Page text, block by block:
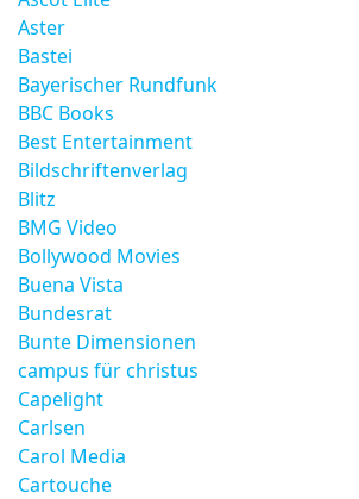
Aster
Bastei
Bayerischer Rundfunk
BBC Books
Best Entertainment
Bildschriftenverlag
Blitz
BMG Video
Bollywood Movies
Buena Vista
Bundesrat
Bunte Dimensionen
campus für christus
Capelight
Carlsen
Carol Media
Cartouche